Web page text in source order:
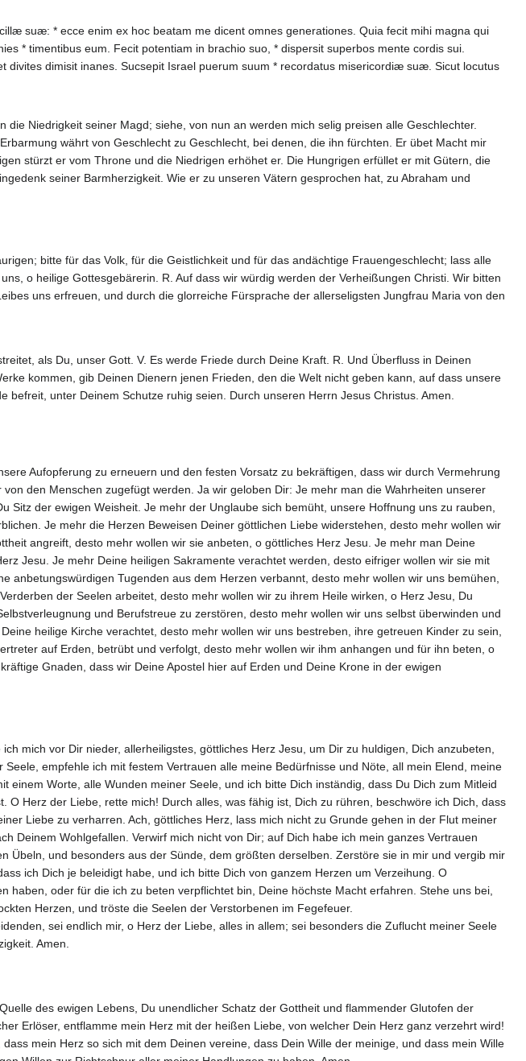
suæ: * ecce enim ex hoc beatam me dicent omnes generationes. Quia fecit mihi magna qui
* timentibus eum. Fecit potentiam in brachio suo, * dispersit superbos mente cordis sui.
divites dimisit inanes. Sucsepit Israel puerum suum * recordatus misericordiæ suæ. Sicut locutus
Niedrigkeit seiner Magd; siehe, von nun an werden mich selig preisen alle Geschlechter.
währt von Geschlecht zu Geschlecht, bei denen, die ihn fürchten. Er übet Macht mir
stürzt er vom Throne und die Niedrigen erhöhet er. Die Hungrigen erfüllet er mit Gütern, die
seiner Barmherzigkeit. Wie er zu unseren Vätern gesprochen hat, zu Abraham und
bitte für das Volk, für die Geistlichkeit und für das andächtige Frauengeschlecht; lass alle
o heilige Gottesgebärerin. R. Auf dass wir würdig werden der Verheißungen Christi. Wir bitten
uns erfreuen, und durch die glorreiche Fürsprache der allerseligsten Jungfrau Maria von den
als Du, unser Gott. V. Es werde Friede durch Deine Kraft. R. Und Überfluss in Deinen
kommen, gib Deinen Dienern jenen Frieden, den die Welt nicht geben kann, auf dass unsere
unter Deinem Schutze ruhig seien. Durch unseren Herrn Jesus Christus. Amen.
Aufopferung zu erneuern und den festen Vorsatz zu bekräftigen, dass wir durch Vermehrung
den Menschen zugefügt werden. Ja wir geloben Dir: Je mehr man die Wahrheiten unserer
Sitz der ewigen Weisheit. Je mehr der Unglaube sich bemüht, unsere Hoffnung uns zu rauben,
Je mehr die Herzen Beweisen Deiner göttlichen Liebe widerstehen, desto mehr wollen wir
angreift, desto mehr wollen wir sie anbeten, o göttliches Herz Jesu. Je mehr man Deine
Jesu. Je mehr Deine heiligen Sakramente verachtet werden, desto eifriger wollen wir sie mit
anbetungswürdigen Tugenden aus dem Herzen verbannt, desto mehr wollen wir uns bemühen,
der Seelen arbeitet, desto mehr wollen wir zu ihrem Heile wirken, o Herz Jesu, Du
und Berufstreue zu zerstören, desto mehr wollen wir uns selbst überwinden und
heilige Kirche verachtet, desto mehr wollen wir uns bestreben, ihre getreuen Kinder zu sein,
auf Erden, betrübt und verfolgt, desto mehr wollen wir ihm anhangen und für ihn beten, o
Gnaden, dass wir Deine Apostel hier auf Erden und Deine Krone in der ewigen
mich vor Dir nieder, allerheiligstes, göttliches Herz Jesu, um Dir zu huldigen, Dich anzubeten,
empfehle ich mit festem Vertrauen alle meine Bedürfnisse und Nöte, all mein Elend, meine
Worte, alle Wunden meiner Seele, und ich bitte Dich inständig, dass Du Dich zum Mitleid
Herz der Liebe, rette mich! Durch alles, was fähig ist, Dich zu rühren, beschwöre ich Dich, dass
Liebe zu verharren. Ach, göttliches Herz, lass mich nicht zu Grunde gehen in der Flut meiner
Deinem Wohlgefallen. Verwirf mich nicht von Dir; auf Dich habe ich mein ganzes Vertrauen
Übeln, und besonders aus der Sünde, dem größten derselben. Zerstöre sie in mir und vergib mir
ich Dich je beleidigt habe, und ich bitte Dich von ganzem Herzen um Verzeihung. O
haben, oder für die ich zu beten verpflichtet bin, Deine höchste Macht erfahren. Stehe uns bei,
Herzen, und tröste die Seelen der Verstorbenen im Fegefeuer.
sei endlich mir, o Herz der Liebe, alles in allem; sei besonders die Zuflucht meiner Seele
Amen.
des ewigen Lebens, Du unendlicher Schatz der Gottheit und flammender Glutofen der
Erlöser, entflamme mein Herz mit der heißen Liebe, von welcher Dein Herz ganz verzehrt wird!
mein Herz so sich mit dem Deinen vereine, dass Dein Wille der meinige, und dass mein Wille